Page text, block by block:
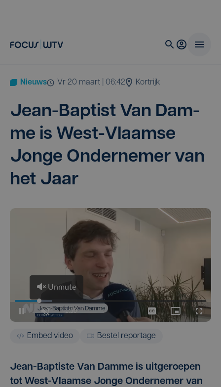
Nieuws vr 20 maart | 06:42 Kortrijk
Jean-Bap­tist Van Dam­
me is West-Vlaam­se
Jon­ge Onder­ne­mer van
het Jaar
Embed video Bestel reportage
Jean-Baptiste Van Damme is uitgeroepen
tot West-Vlaamse Jonge Ondernemer van